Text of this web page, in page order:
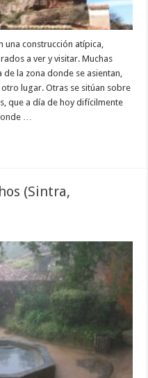
una construcción atípica,
a ver y visitar. Muchas
la zona donde se asientan,
lugar. Otras se sitúan sobre
que a día de hoy difícilmente
…
(Sintra,